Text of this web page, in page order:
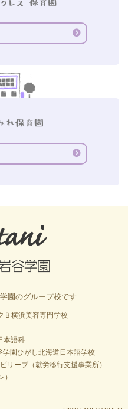
園のグループ校です
Ｂ横浜美容専門学校
本語科
学園ひがし北海道日本語学校
Iビリーブ（就労移行支援事業所）